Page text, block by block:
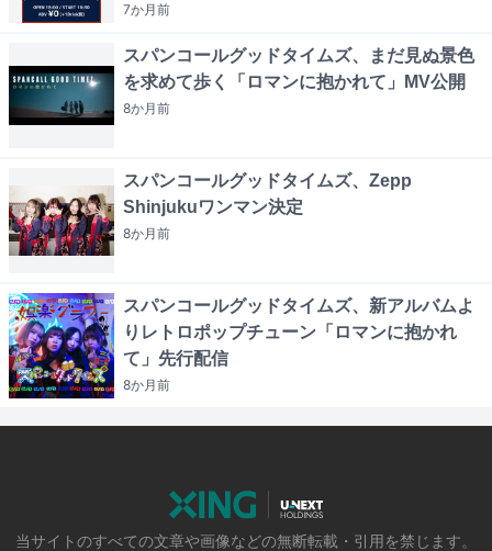
7か月前
スパンコールグッドタイムズ、まだ見ぬ景色
を求めて歩く「ロマンに抱かれて」MV公開
8か月前
スパンコールグッドタイムズ、Zepp
Shinjukuワンマン決定
8か月前
スパンコールグッドタイムズ、新アルバムよ
りレトロポップチューン「ロマンに抱かれ
て」先行配信
8か月前
当サイトのすべての文章や画像などの無断転載・引用を禁じます。